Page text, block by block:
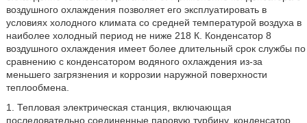
воздушного охлаждения позволяет его эксплуатировать в
условиях холодного климата со средней температурой воздуха в
наиболее холодный период не ниже 218 К. Конденсатор 8
воздушного охлаждения имеет более длительный срок службы по
сравнению с конденсатором водяного охлаждения из-за
меньшего загрязнения и коррозии наружной поверхности
теплообмена.
1. Тепловая электрическая станция, включающая
последовательно соединенные паровую турбину, конденсатор